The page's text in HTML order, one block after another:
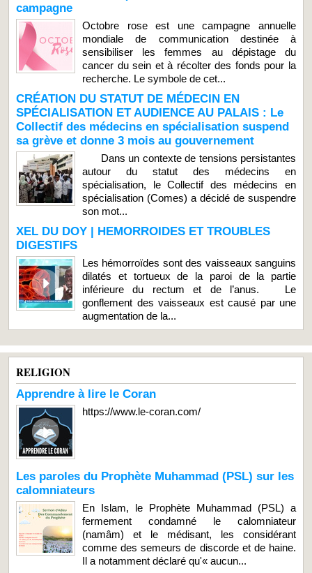
campagne
Octobre rose est une campagne annuelle
mondiale de communication destinée à
sensibiliser les femmes au dépistage du
cancer du sein et à récolter des fonds pour la
recherche. Le symbole de cet...
CRÉATION DU STATUT DE MÉDECIN EN
SPÉCIALISATION ET AUDIENCE AU PALAIS : Le
Collectif des médecins en spécialisation suspend
sa grève et donne 3 mois au gouvernement
Dans un contexte de tensions persistantes
autour du statut des médecins en
spécialisation, le Collectif des médecins en
spécialisation (Comes) a décidé de suspendre
son mot...
XEL DU DOY | HEMORROIDES ET TROUBLES
DIGESTIFS
Les hémorroïdes sont des vaisseaux sanguins
dilatés et tortueux de la paroi de la partie
inférieure du rectum et de l’anus. Le
gonflement des vaisseaux est causé par une
augmentation de la...
RELIGION
Apprendre à lire le Coran
https://www.le-coran.com/
Les paroles du Prophète Muhammad (PSL) sur les
calomniateurs
En Islam, le Prophète Muhammad (PSL) a
fermement condamné le calomniateur
(namâm) et le médisant, les considérant
comme des semeurs de discorde et de haine.
Il a notamment déclaré qu'« aucun...